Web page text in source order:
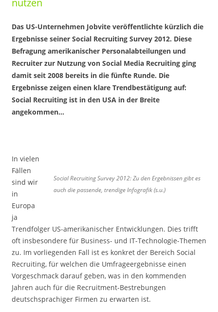
nutzen
Das US-Unternehmen Jobvite veröffentlichte kürzlich die
Ergebnisse seiner Social Recruiting Survey 2012. Diese
Befragung amerikanischer Personalabteilungen und
Recruiter zur Nutzung von Social Media Recruiting ging
damit seit 2008 bereits in die fünfte Runde. Die
Ergebnisse zeigen einen klare Trendbestätigung auf:
Social Recruiting ist in den USA in der Breite
angekommen…
Social Recruiting Survey 2012: Zu den Ergebnissen gibt es
auch die passende, trendige Infografik (s.u.)
In vielen
Fällen
sind wir
in
Europa
ja
Trendfolger US-amerikanischer Entwicklungen. Dies trifft
oft insbesondere für Business- und IT-Technologie-Themen
zu. Im vorliegenden Fall ist es konkret der Bereich Social
Recruiting, für welchen die Umfrageergebnisse einen
Vorgeschmack darauf geben, was in den kommenden
Jahren auch für die Recruitment-Bestrebungen
deutschsprachiger Firmen zu erwarten ist.